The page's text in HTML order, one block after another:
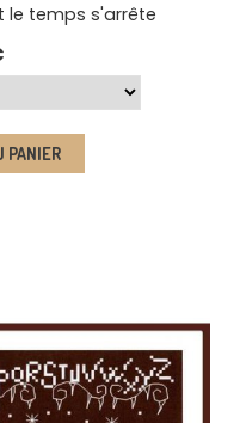
le temps s'arrête
PANIER